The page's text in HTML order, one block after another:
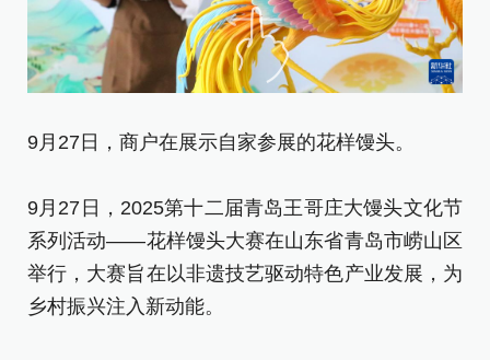
9月27日，商户在展示自家参展的花样馒头。
9月27日，2025第十二届青岛王哥庄大馒头文化节
系列活动——花样馒头大赛在山东省青岛市崂山区
举行，大赛旨在以非遗技艺驱动特色产业发展，为
乡村振兴注入新动能。